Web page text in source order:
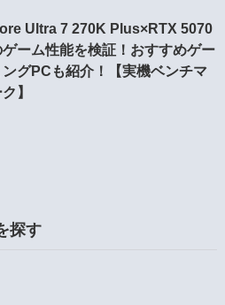
Ultra 7 270K Plus×RTX 5070
ゲーム性能を検証！おすすめゲー
ングPCも紹介！【実機ベンチマ
】
探す